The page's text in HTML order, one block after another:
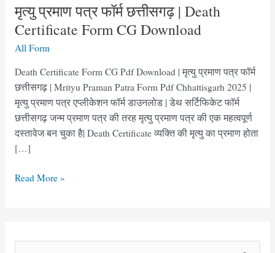
मृत्यु प्रमाण पत्र फॉर्म छत्तीसगढ़ | Death
Certificate Form CG Download
All Form
Death Certificate Form CG Pdf Download | मृत्यु प्रमाण पत्र फॉर्म
छत्तीसगढ़ | Mrityu Praman Patra Form Pdf Chhattisgarh 2025 |
मृत्यु प्रमाण पत्र एप्लीकेशन फॉर्म डाउनलोड | डेथ सर्टिफिकेट फॉर्म
छत्तीसगढ़ जन्म प्रमाण पत्र की तरह मृत्यु प्रमाण पत्र की एक महत्वपूर्ण
दस्तावेज बन चुका है| Death Certificate व्यक्ति की मृत्यु का प्रमाण होता
[…]
मृत्यु
छत्तीसगढ़
Read More »